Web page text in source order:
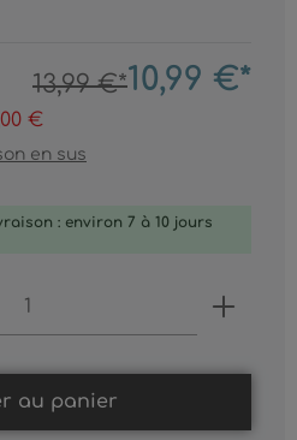
13,99 €*10,99 €*
€
en sus
: environ 7 à 10 jours
Gib den
au panier